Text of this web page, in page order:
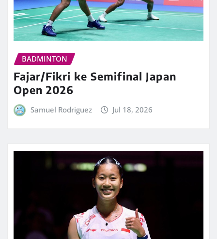
BADMINTON
Fajar/Fikri ke Semifinal Japan
Open 2026
Samuel Rodriguez Jul 18, 2026